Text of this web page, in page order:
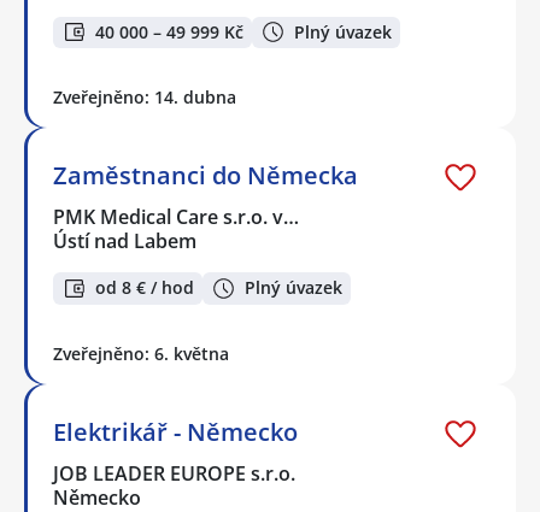
40 000 – 49 999 Kč Plný úvazek
Zveřejněno: 14. dubna
Zaměstnanci do Německa
PMK Medical Care s.r.o. v…
Ústí nad Labem
od 8 € / hod Plný úvazek
Zveřejněno: 6. května
Elektrikář - Německo
JOB LEADER EUROPE s.r.o.
Německo